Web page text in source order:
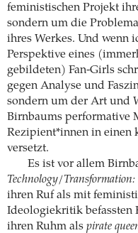
feministischen Projekt
sondern um die
ihres Werkes. Und wenn
Perspektive eines
gebildeten) Fan-Girls
gegen Analyse und
sondern um der Art und
Birnbaums performative
Rezipient*innen in einen
versetzt.
Es ist vor allem
Technology/Transformation:
ihren Ruf als mit
Ideologiekritik befassten
ihren Ruhm als pirate